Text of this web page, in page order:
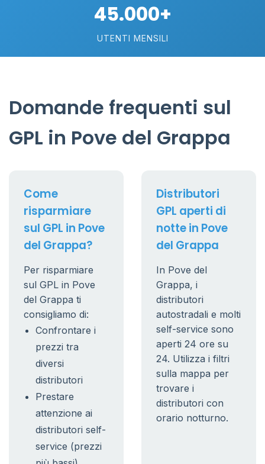
45.000+
UTENTI MENSILI
Domande frequenti sul
GPL in Pove del Grappa
Come
risparmiare
sul GPL in Pove
del Grappa?
Per risparmiare
sul GPL in Pove
del Grappa ti
consigliamo di:
Confrontare i
prezzi tra
diversi
distributori
Prestare
attenzione ai
distributori self-
service (prezzi
Distributori
GPL aperti di
notte in Pove
del Grappa
In Pove del
Grappa, i
distributori
autostradali e molti
self-service sono
aperti 24 ore su
24. Utilizza i filtri
sulla mappa per
trovare i
distributori con
orario notturno.